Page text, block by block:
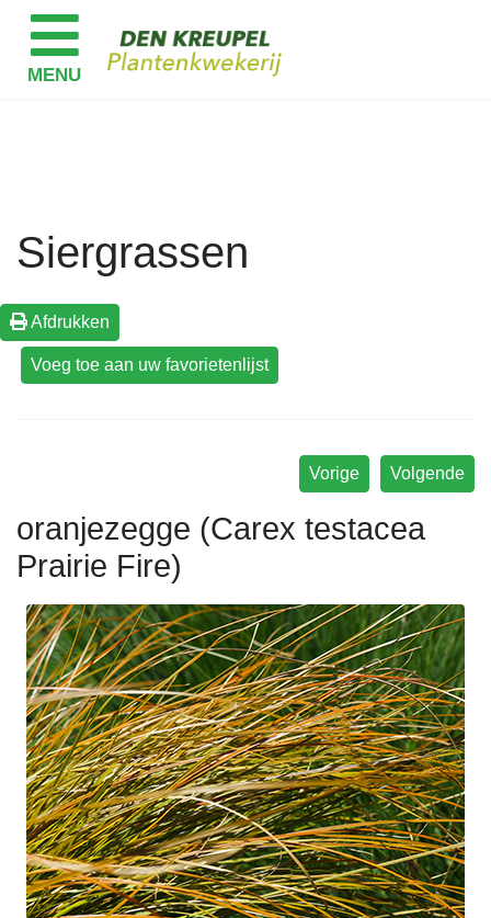
Siergrassen
Afdrukken
Volgende
Vorige
oranjezegge (Carex testacea
Prairie Fire)